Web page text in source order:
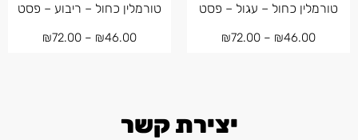
טורמלין כחול – עגול – פסט
₪46.00
–
₪72.00
טורמלין כחול – ריבוע – פסט
₪46.00
–
₪72.00
יצירת קשר